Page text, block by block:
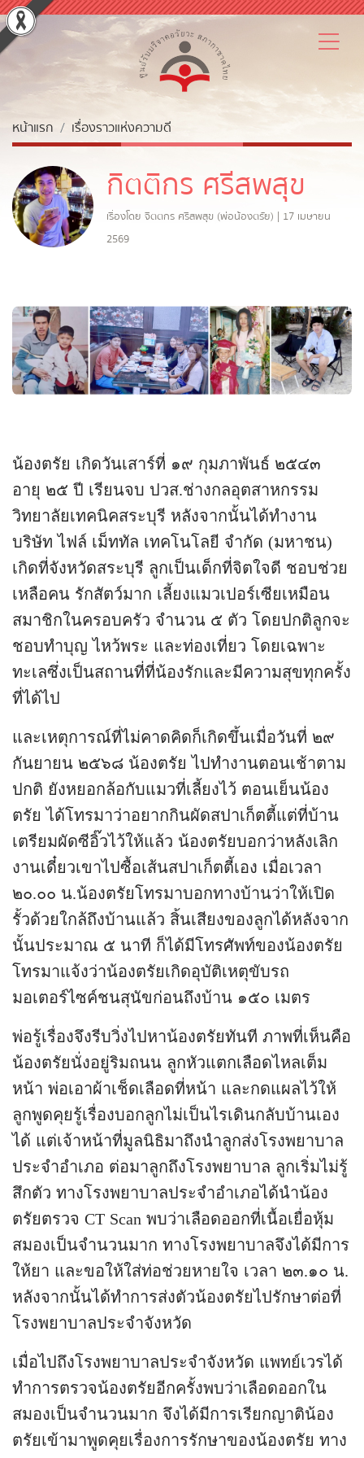
หน้าแรก เรื่องราวแห่งความดี
กิตติกร ศรีสพสุข
เรื่องโดย จิตตกร ศรีสพสุข (พ่อน้องตรัย) | 17 เมษายน
2569
น้องตรัย เกิดวันเสาร์ที่ ๑๙ กุมภาพันธ์ ๒๕๔๓
อายุ ๒๕ ปี เรียนจบ ปวส.ช่างกลอุตสาหกรรม
วิทยาลัยเทคนิคสระบุรี หลังจากนั้นได้ทำงาน
บริษัท ไฟล์ เม็ททัล เทคโนโลยี จำกัด (มหาชน)
เกิดที่จังหวัดสระบุรี ลูกเป็นเด็กที่จิตใจดี ชอบช่วย
เหลือคน รักสัตว์มาก เลี้ยงแมวเปอร์เซียเหมือน
สมาชิกในครอบครัว จำนวน ๕ ตัว โดยปกติลูกจะ
ชอบทำบุญ ไหว้พระ และท่องเที่ยว โดยเฉพาะ
ทะเลซึ่งเป็นสถานที่ที่น้องรักและมีความสุขทุกครั้ง
ที่ได้ไป
และเหตุการณ์ที่ไม่คาดคิดก็เกิดขึ้นเมื่อวันที่ ๒๙
กันยายน ๒๕๖๘ น้องตรัย ไปทำงานตอนเช้าตาม
ปกติ ยังหยอกล้อกับแมวที่เลี้ยงไว้ ตอนเย็นน้อง
ตรัย ได้โทรมาว่าอยากกินผัดสปาเก็ตตี้แต่ที่บ้าน
เตรียมผัดซีอิ๊วไว้ให้แล้ว น้องตรัยบอกว่าหลังเลิก
งานเดี๋ยวเขาไปซื้อเส้นสปาเก็ตตี้เอง เมื่อเวลา
๒๐.๐๐ น.น้องตรัยโทรมาบอกทางบ้านว่าให้เปิด
รั้วด้วยใกล้ถึงบ้านแล้ว สิ้นเสียงของลูกได้หลังจาก
นั้นประมาณ ๕ นาที ก็ได้มีโทรศัพท์ของน้องตรัย
โทรมาแจ้งว่าน้องตรัยเกิดอุบัติเหตุขับรถ
มอเตอร์ไซค์ชนสุนัขก่อนถึงบ้าน ๑๕๐ เมตร
พ่อรู้เรื่องจึงรีบวิ่งไปหาน้องตรัยทันที ภาพที่เห็นคือ
น้องตรัยนั่งอยู่ริมถนน ลูกหัวแตกเลือดไหลเต็ม
หน้า พ่อเอาผ้าเช็ดเลือดที่หน้า และกดแผลไว้ให้
ลูกพูดคุยรู้เรื่องบอกลูกไม่เป็นไรเดินกลับบ้านเอง
ได้ แต่เจ้าหน้าที่มูลนิธิมาถึงนำลูกส่งโรงพยาบาล
ประจำอำเภอ ต่อมาลูกถึงโรงพยาบาล ลูกเริ่มไม่รู้
สึกตัว ทางโรงพยาบาลประจำอำเภอได้นำน้อง
ตรัยตรวจ CT Scan พบว่าเลือดออกที่เนื้อเยื่อหุ้ม
สมองเป็นจำนวนมาก ทางโรงพยาบาลจึงได้มีการ
ให้ยา และขอให้ใส่ท่อช่วยหายใจ เวลา ๒๓.๑๐ น.
หลังจากนั้นได้ทำการส่งตัวน้องตรัยไปรักษาต่อที่
โรงพยาบาลประจำจังหวัด
เมื่อไปถึงโรงพยาบาลประจำจังหวัด แพทย์เวรได้
ทำการตรวจน้องตรัยอีกครั้งพบว่าเลือดออกใน
สมองเป็นจำนวนมาก จึงได้มีการเรียกญาติน้อง
ตรัยเข้ามาพูดคุยเรื่องการรักษาของน้องตรัย ทาง